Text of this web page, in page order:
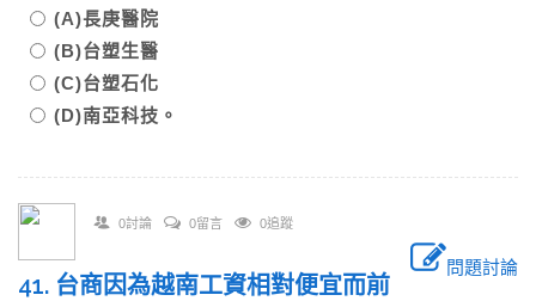
(A)長庚醫院
(B)台塑生醫
(C)台塑石化
(D)南亞科技。
0討論 0留言 0追蹤
問題討論
41. 台商因為越南工資相對便宜而前